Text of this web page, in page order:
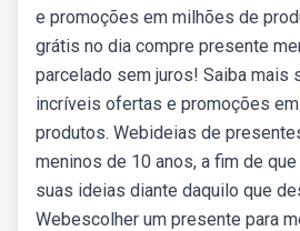
e promoções em milhões de
grátis no dia compre presente
parcelado sem juros! Saiba mais
incríveis ofertas e promoções
produtos. Webideias de
meninos de 10 anos, a fim de
suas ideias diante daquilo que
Webescolher um presente para